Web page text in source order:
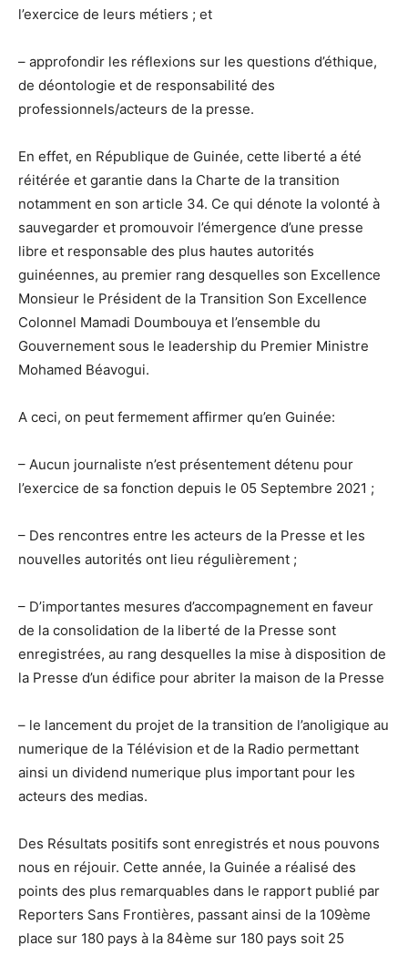
l’exercice de leurs métiers ; et
– approfondir les réflexions sur les questions d’éthique,
de déontologie et de responsabilité des
professionnels/acteurs de la presse.
En effet, en République de Guinée, cette liberté a été
réitérée et garantie dans la Charte de la transition
notamment en son article 34. Ce qui dénote la volonté à
sauvegarder et promouvoir l’émergence d’une presse
libre et responsable des plus hautes autorités
guinéennes, au premier rang desquelles son Excellence
Monsieur le Président de la Transition Son Excellence
Colonnel Mamadi Doumbouya et l’ensemble du
Gouvernement sous le leadership du Premier Ministre
Mohamed Béavogui.
A ceci, on peut fermement affirmer qu’en Guinée:
– Aucun journaliste n’est présentement détenu pour
l’exercice de sa fonction depuis le 05 Septembre 2021 ;
– Des rencontres entre les acteurs de la Presse et les
nouvelles autorités ont lieu régulièrement ;
– D’importantes mesures d’accompagnement en faveur
de la consolidation de la liberté de la Presse sont
enregistrées, au rang desquelles la mise à disposition de
la Presse d’un édifice pour abriter la maison de la Presse
– le lancement du projet de la transition de l’anoligique au
numerique de la Télévision et de la Radio permettant
ainsi un dividend numerique plus important pour les
acteurs des medias.
Des Résultats positifs sont enregistrés et nous pouvons
nous en réjouir. Cette année, la Guinée a réalisé des
points des plus remarquables dans le rapport publié par
Reporters Sans Frontières, passant ainsi de la 109ème
place sur 180 pays à la 84ème sur 180 pays soit 25